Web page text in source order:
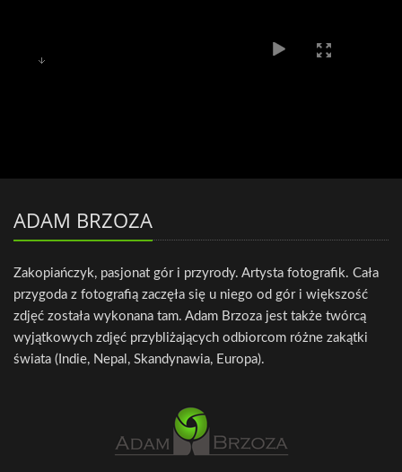
ADAM BRZOZA
Zakopiańczyk, pasjonat gór i przyrody. Artysta fotografik. Cała
przygoda z fotografią zaczęła się u niego od gór i większość
zdjęć została wykonana tam. Adam Brzoza jest także twórcą
wyjątkowych zdjęć przybliżających odbiorcom różne zakątki
świata (Indie, Nepal, Skandynawia, Europa).